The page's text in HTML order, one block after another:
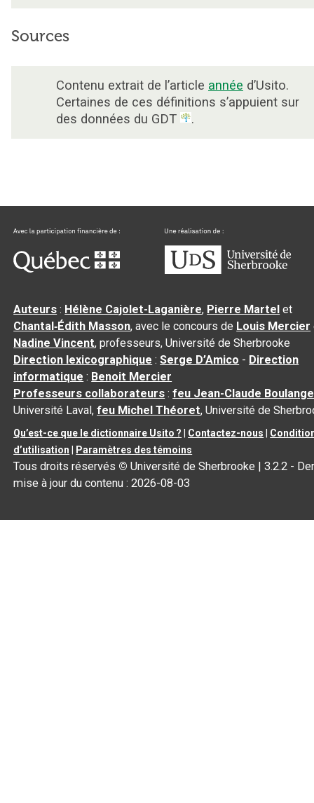
Sources
Contenu extrait de l’article année d’Usito.
Certaines de ces définitions s’appuient sur
des données du GDT
.
Auteurs : Hélène Cajolet-Laganière, Pierre Martel et
Chantal‑Édith Masson, avec le concours de Louis Mercier
Nadine Vincent, professeurs, Université de Sherbrooke
Direction lexicographique :Serge D’Amico - Direction
informatique : Benoit Mercier
Professeurs collaborateurs :feu Jean-Claude
Université Laval,feu Michel Théoret, Université de
Qu’est-ce que le dictionnaire Usito ? Contactez-nous
d’utilisation
Paramètres des témoins
Tous droits réservés © Université de Sherbrooke |3.2.2 -
mise à jour du contenu :2026-08-03